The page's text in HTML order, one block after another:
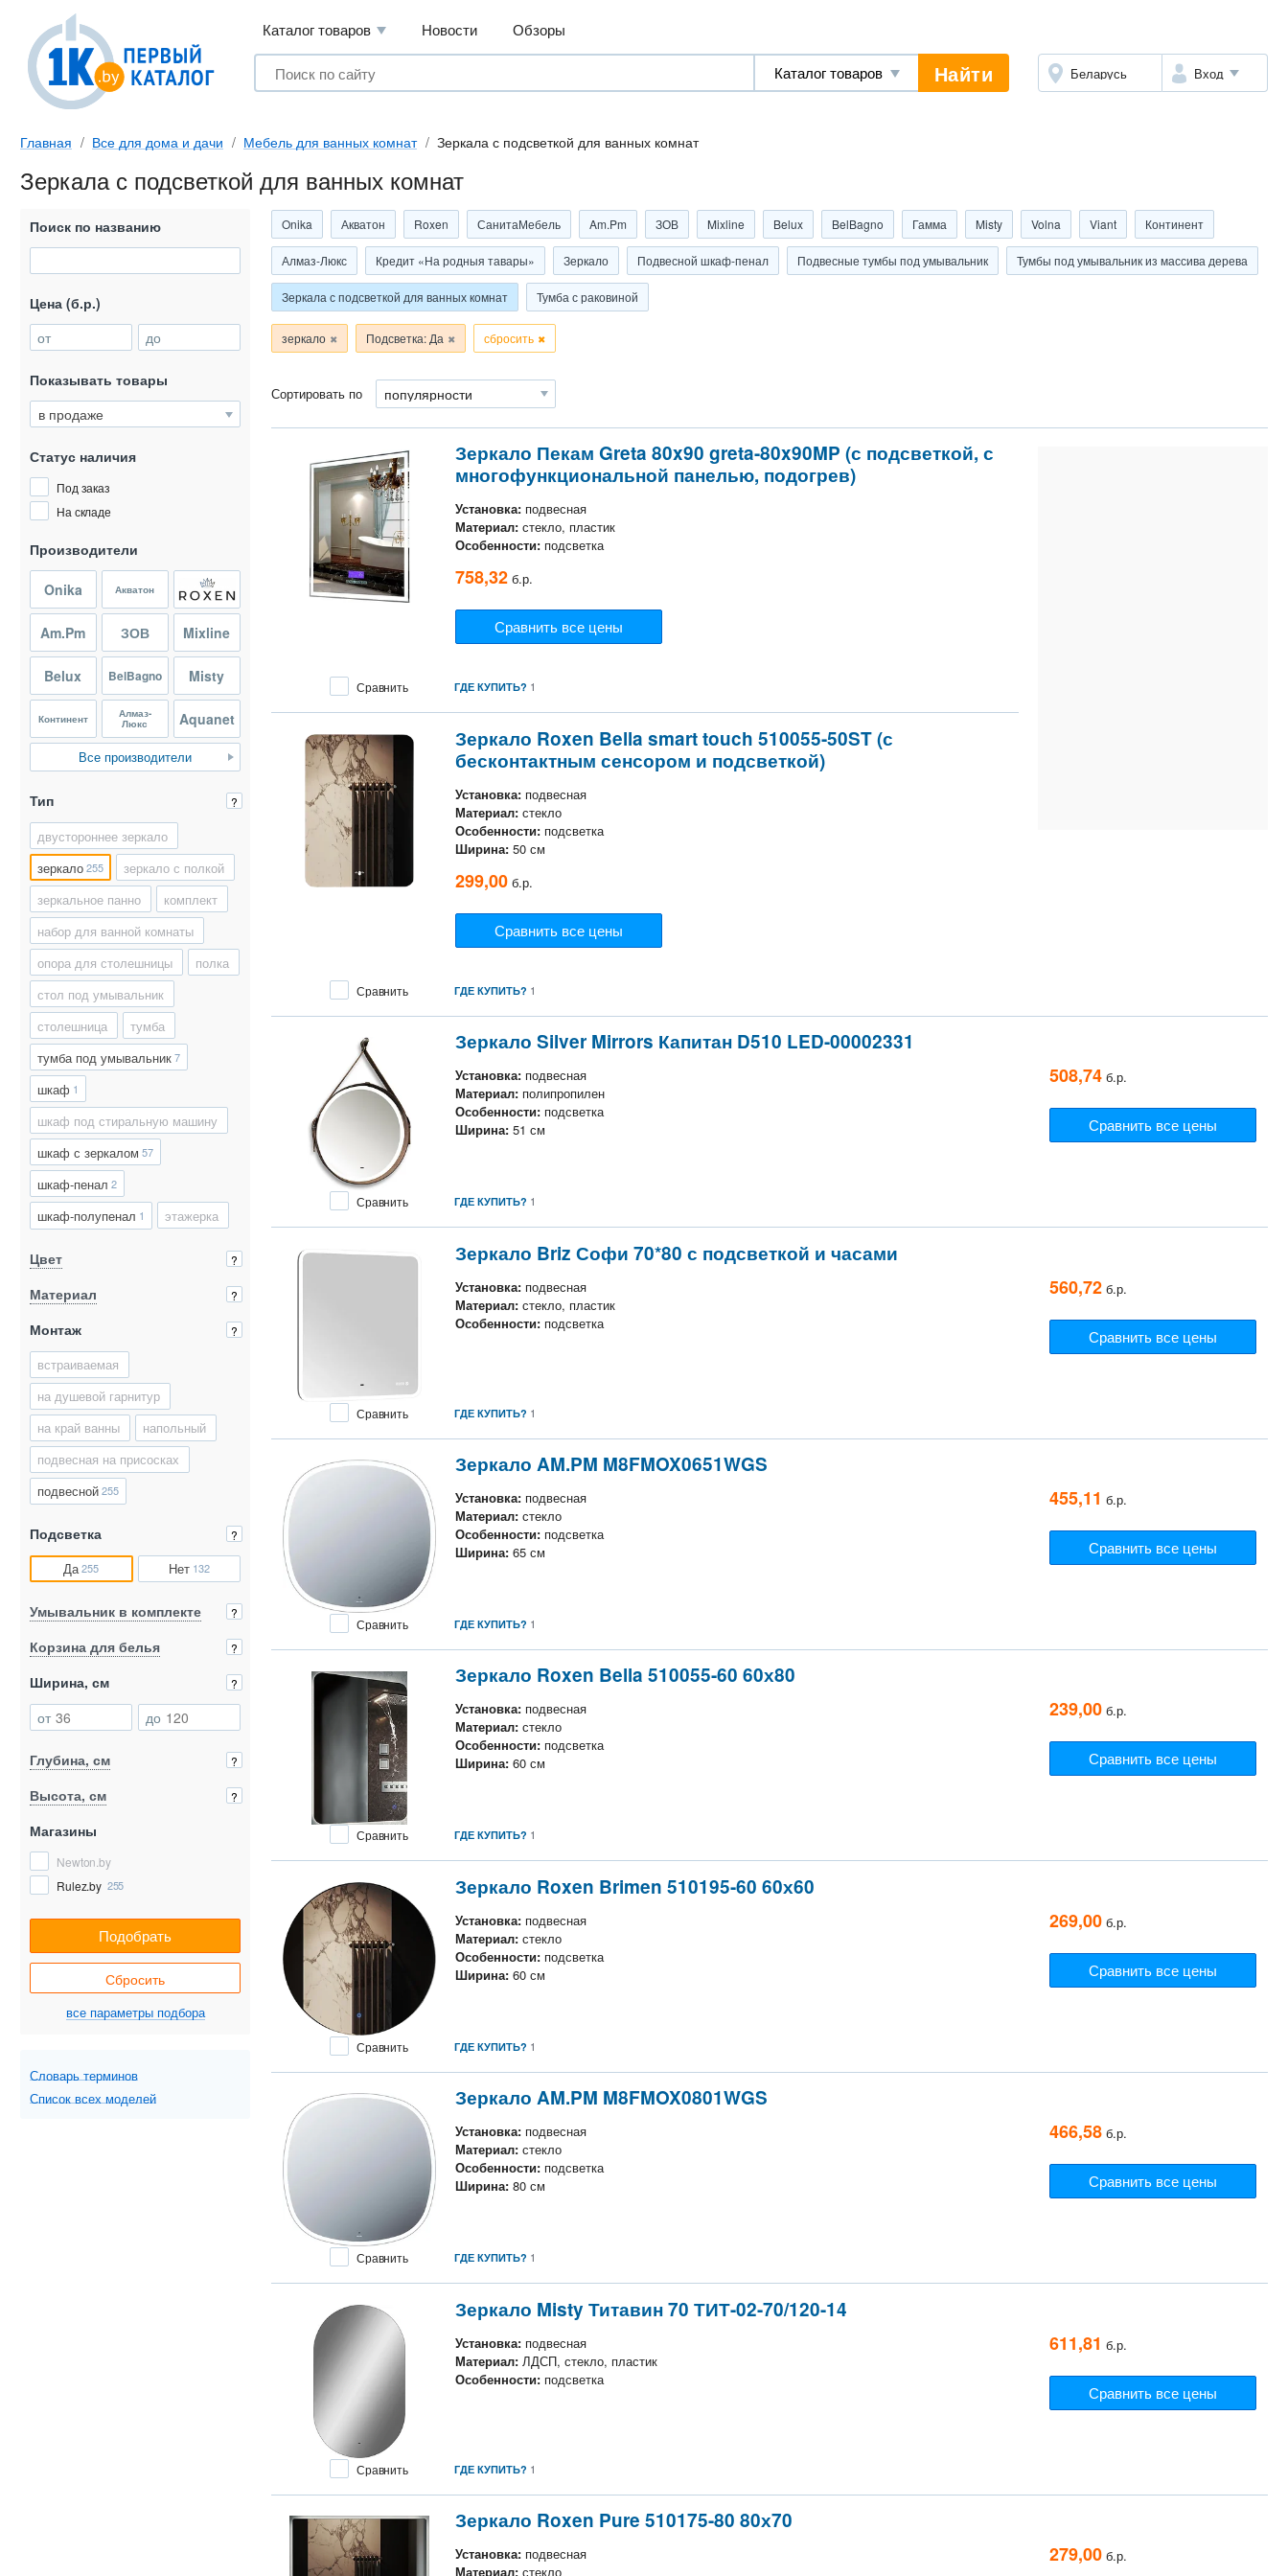
Каталог товаров Новости Обзоры
Найти Беларусь Вход
Главная Все для дома и дачи Мебель для ванных комнат Зеркала с подсветкой для ванных комнат
Зеркала с подсветкой для ванных комнат
Onika Акватон Roxen СанитаМебель Am.Pm ЗОВ Mixline Belux BelBagno Гамма Misty Volna Viant Континент
Алмаз-Люкс Кредит «На родныя тавары» Зеркало Подвесной шкаф-пенал Подвесные тумбы под умывальник Тумбы под умывальник из массива дерева
Зеркала с подсветкой для ванных комнат Тумба с раковиной
зеркало Подсветка: Да сбросить
Сортировать по
Зеркало Пекам Greta 80x90 greta-80x90MP (с подсветкой, с
многофункциональной панелью, подогрев)
Установка: подвесная
Материал: стекло, пластик
Особенности: подсветка
758,32 б.р.
Сравнить все цены
ГДЕ КУПИТЬ? 1
Сравнить
Зеркало Roxen Bella smart touch 510055-50ST (с
бесконтактным сенсором и подсветкой)
Установка: подвесная
Материал: стекло
Особенности: подсветка
Ширина: 50 см
299,00 б.р.
Сравнить все цены
ГДЕ КУПИТЬ? 1
Сравнить
Зеркало Silver Mirrors Капитан D510 LED-00002331
Установка: подвесная
Материал: полипропилен
Особенности: подсветка
Ширина: 51 см
508,74 б.р.
Сравнить все цены
ГДЕ КУПИТЬ? 1
Сравнить
Зеркало Briz Софи 70*80 с подсветкой и часами
Установка: подвесная
Материал: стекло, пластик
Особенности: подсветка
560,72 б.р.
Сравнить все цены
ГДЕ КУПИТЬ? 1
Сравнить
Зеркало AM.PM M8FMOX0651WGS
Установка: подвесная
Материал: стекло
Особенности: подсветка
Ширина: 65 см
455,11 б.р.
Сравнить все цены
ГДЕ КУПИТЬ? 1
Сравнить
Зеркало Roxen Bella 510055-60 60х80
Установка: подвесная
Материал: стекло
Особенности: подсветка
Ширина: 60 см
239,00 б.р.
Сравнить все цены
ГДЕ КУПИТЬ? 1
Сравнить
Зеркало Roxen Brimen 510195-60 60х60
Установка: подвесная
Материал: стекло
Особенности: подсветка
Ширина: 60 см
269,00 б.р.
Сравнить все цены
ГДЕ КУПИТЬ? 1
Сравнить
Зеркало AM.PM M8FMOX0801WGS
Установка: подвесная
Материал: стекло
Особенности: подсветка
Ширина: 80 см
466,58 б.р.
Сравнить все цены
ГДЕ КУПИТЬ? 1
Сравнить
Зеркало Misty Титавин 70 ТИТ-02-70/120-14
Установка: подвесная
Материал: ЛДСП, стекло, пластик
Особенности: подсветка
611,81 б.р.
Сравнить все цены
ГДЕ КУПИТЬ? 1
Сравнить
Зеркало Roxen Pure 510175-80 80х70
Установка: подвесная
Материал: стекло
279,00 б.р.
Поиск по названию
Цена (б.р.)
от
до
Показывать товары
Статус наличия
Под заказ
На складе
Производители
Onika Акватон
Am.Pm ЗОВ Mixline
Belux BelBagno Misty
Континент Алмаз-
Люкс Aquanet
Все производители
Тип ?
двустороннее зеркало
зеркало255
зеркало с полкой
зеркальное панно
комплект
набор для ванной комнаты
опора для столешницы
полка
стол под умывальник
столешница
тумба
тумба под умывальник7
шкаф 1
шкаф под стиральную машину
шкаф с зеркалом 57
шкаф-пенал 2
шкаф-полупенал 1 этажерка
Цвет ?
Материал ?
Монтаж ?
встраиваемая
на душевой гарнитур
на край ванны
напольный
подвесная на присосках
подвесной255
Подсветка ?
Да255 Нет 132
Умывальник в комплекте ?
Корзина для белья ?
Ширина, см ?
от до
Глубина, см ?
Высота, см ?
Магазины
Newton.by
Rulez.by 255
Подобрать
Сбросить
все параметры подбора
Словарь терминов
Список всех моделей